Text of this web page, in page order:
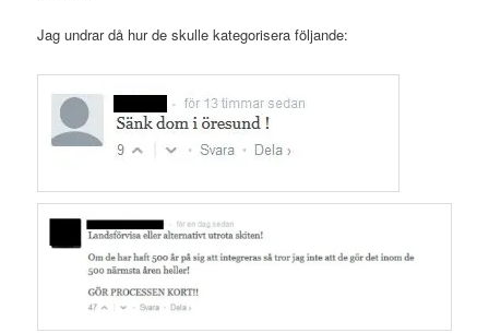
Jag undrar då hur de skulle kategorisera följande: